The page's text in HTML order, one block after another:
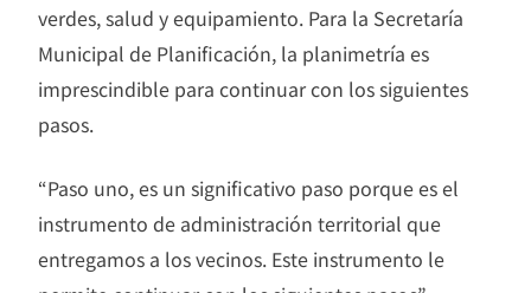
verdes, salud y equipamiento. Para la Secretaría
Municipal de Planificación, la planimetría es
imprescindible para continuar con los siguientes
pasos.
“Paso uno, es un significativo paso porque es el
instrumento de administración territorial que
entregamos a los vecinos. Este instrumento le